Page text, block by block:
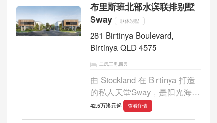
受这座备受喜爱的小镇氛围，
又想享受宁...
布里斯班北部水滨联排别墅
Sway
联体别墅
281 Birtinya Boulevard,
Birtinya QLD 4575
二房,三房,四房
由 Stockland 在 Birtinya 打造
的私人天堂Sway，是阳光海岸
上一个真正独一无二的水滨社
区。这个地理位置优越的社区
42.5万澳元起 查看详情